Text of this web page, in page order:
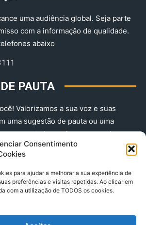
Consentimento
para ajudar a melhorar a sua experiência de
preferências e visitas repetidas. Ao clicar em
com a utilização de TODOS os cookies.
uma audiência global. Seja parte
com a informação de qualidade.
abaixo
PAUTA
Valorizamos a sua voz e suas
uma sugestão de pauta ou uma
ser contada, envie-nos agora!